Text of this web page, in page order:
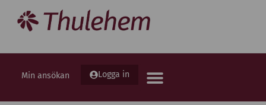
Min ansökan Logga in